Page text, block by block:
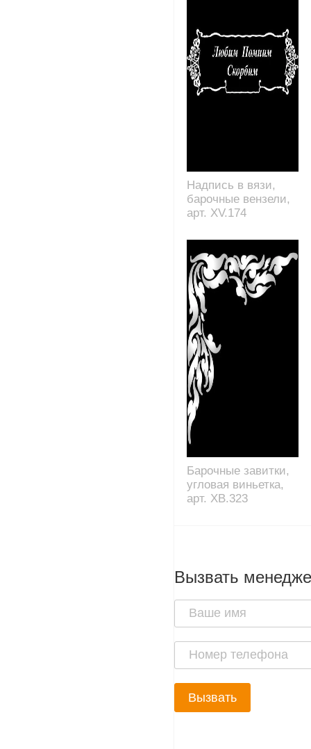
Надпись в вязи,
барочные вензели,
арт. XV.174
Барочные завитки,
угловая виньетка,
арт. XB.323
Вызвать
Вызвать